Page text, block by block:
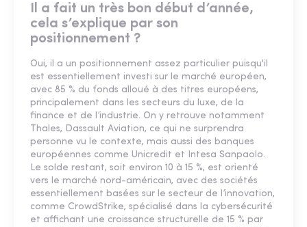
Il a fait un très bon début d’année,
cela s’explique par son
positionnement ?
Oui, il a un positionnement assez particulier puisqu'il
est essentiellement investi sur le marché européen,
avec 85 % du fonds alloué à des titres européens,
principalement dans les secteurs du luxe, de la
finance et de l’industrie. On y retrouve notamment
Thales, Dassault Aviation, ce qui ne surprendra
personne vu le contexte, mais aussi des banques
européennes comme Unicredit et Intesa Sanpaolo.
Le solde restant, soit environ 10 à 15 %, est orienté
vers le marché nord-américain, avec des sociétés
essentiellement basées sur le secteur de l’innovation,
comme CrowdStrike, spécialisé dans la cybersécurité
et affichant une croissance structurelle de 15 % par